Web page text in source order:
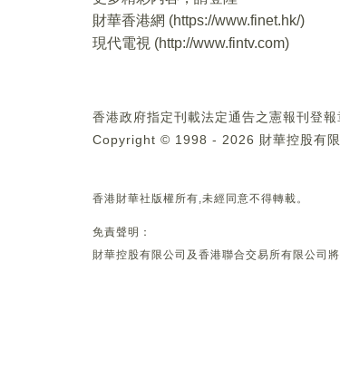
財華香港網 (https://www.finet.hk/)
現代電視 (http://www.fintv.com)
香港政府指定刊載法定通告之憲報刊登報
Copyright © 1998 - 2026 財華控股有限
香港財華社版權所有,未經同意不得轉載。
免責聲明：
財華控股有限公司及香港聯合交易所有限公司